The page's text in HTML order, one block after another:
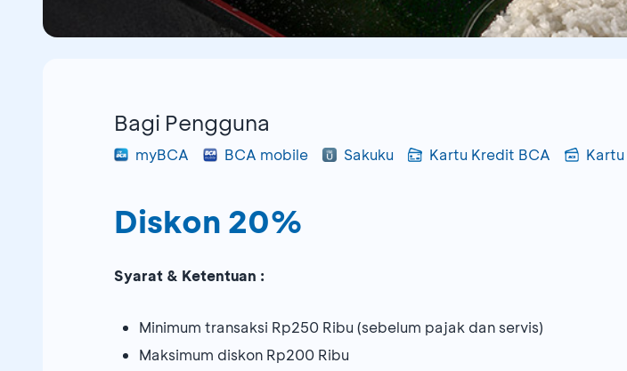
Bagi Pengguna
myBCA BCA mobile Sakuku Kartu Kredit BCA
Diskon 20%
Syarat & Ketentuan :
Minimum transaksi Rp250 Ribu (sebelum pajak dan servis)
Maksimum diskon Rp200 Ribu